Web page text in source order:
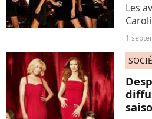
Les
la
de la
tous
1